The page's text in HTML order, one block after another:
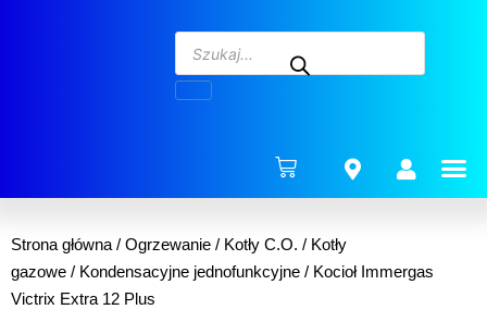
Strona główna / Ogrzewanie / Kotły C.O. / Kotły
gazowe / Kondensacyjne jednofunkcyjne / Kocioł Immergas
Victrix Extra 12 Plus